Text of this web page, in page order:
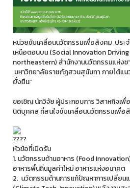
หน่วยขับเคลื่อนนวัตกรรมเพื่อสังคม ประ
เหนือตอนบน (Social Innovation
northeastern) สำนักงานนวัตกรรมแห่งช
มหาวิทยาลัยราชภัฏสวนสุนันทา ภายใต้แ
ยั่งยืน”
ขอเชิญ นักวิจัย ผู้ประกอบการ วิสาหกิจเ
นิติบุคคล ที่สนใจขับเคลื่อนนวัตกรรมเพื่อ
หัวข้อที่เปิดรับ
1. นวัตกรรมด้านอาหาร (Food
อาหารพื้นถิ่นมูลค่าใหม่ อาหารแห่งอนาคต
2. นวัตกรรมด้านการแก้ปัญหาการเปลี่ย